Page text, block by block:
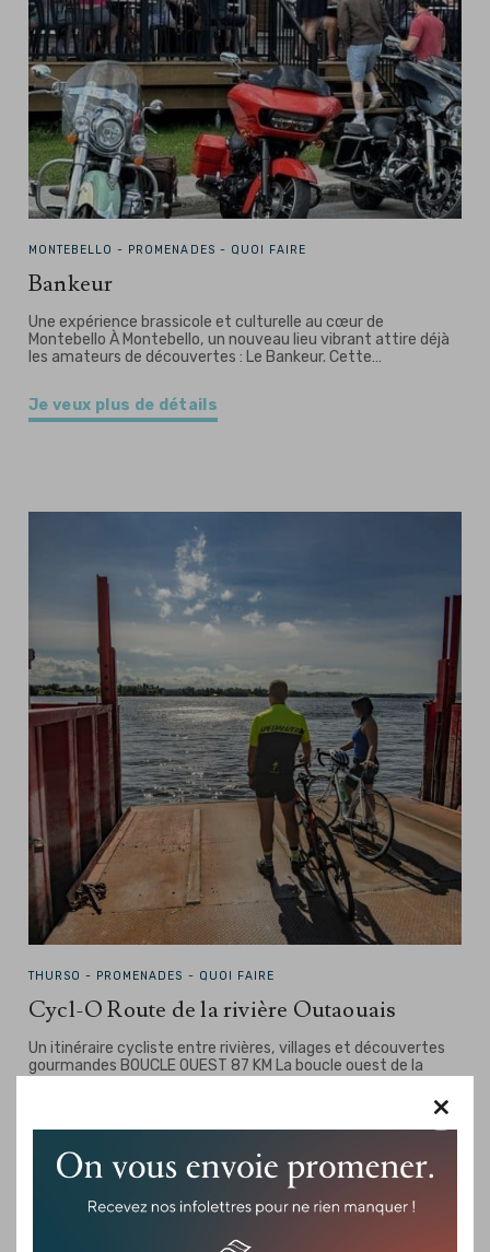
×
MONTEBELLO - PROMENADES - QUOI FAIRE
Bankeur
Une expérience brassicole et culturelle au cœur de
Montebello À Montebello, un nouveau lieu vibrant attire déjà
les amateurs de découvertes : Le Bankeur. Cette…
Je veux plus de détails
THURSO - PROMENADES - QUOI FAIRE
Cycl-O Route de la rivière Outaouais
Un itinéraire cycliste entre rivières, villages et découvertes
gourmandes BOUCLE OUEST 87 KM La boucle ouest de la
Je veux plus de détails